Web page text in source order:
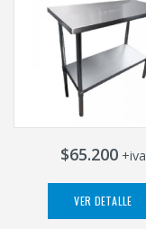
$65.200 +iva
VER DETALLE